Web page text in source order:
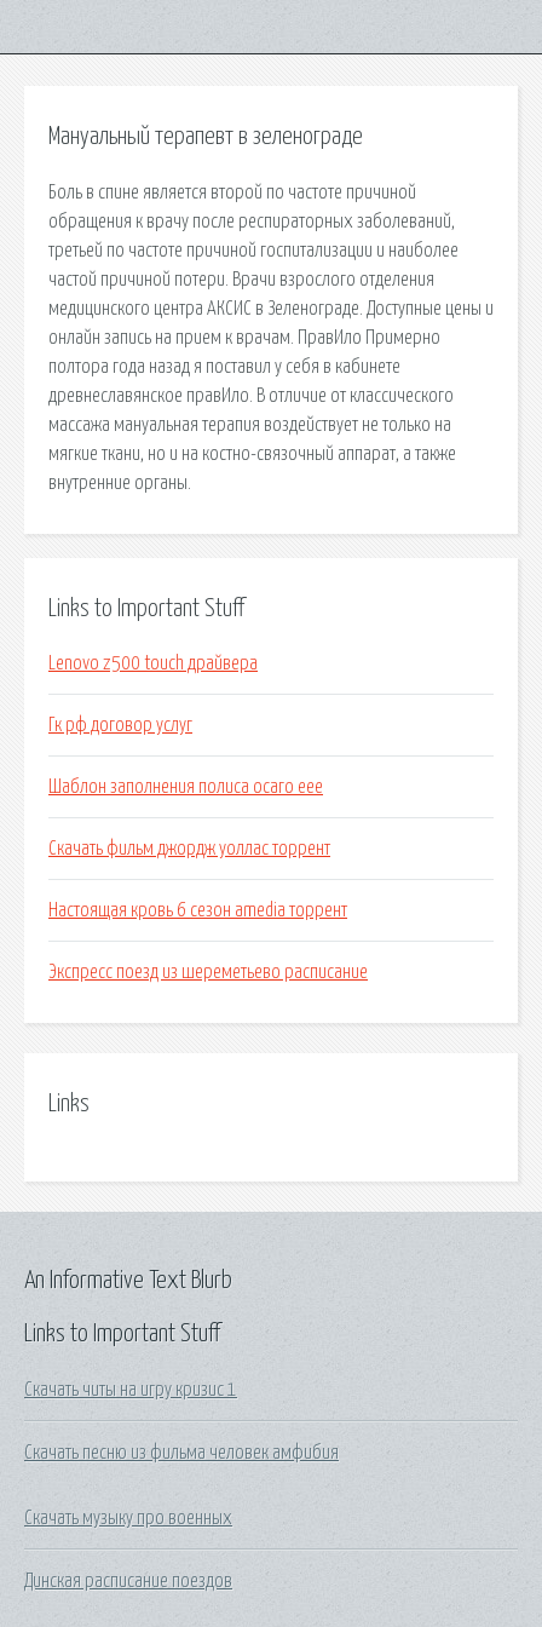
Мануальный терапевт в зеленограде
Боль в спине является второй по частоте причиной
обращения к врачу после респираторных заболеваний,
третьей по частоте причиной госпитализации и наиболее
частой причиной потери. Врачи взрослого отделения
медицинского центра АКСИС в Зеленограде. Доступные цены и
онлайн запись на прием к врачам. ПравИло Примерно
полтора года назад я поставил у себя в кабинете
древнеславянское правИло. В отличие от классического
массажа мануальная терапия воздействует не только на
мягкие ткани, но и на костно-связочный аппарат, а также
внутренние органы.
Links to Important Stuff
Lenovo z500 touch драйвера
Гк рф договор услуг
Шаблон заполнения полиса осаго еее
Скачать фильм джордж уоллас торрент
Настоящая кровь 6 сезон amedia торрент
Экспресс поезд из шереметьево расписание
Links
Links to Important Stuff
Скачать читы на игру кризис 1
Скачать песню из фильма человек амфибия
Скачать музыку про военных
Динская расписание поездов
An Informative Text Blurb